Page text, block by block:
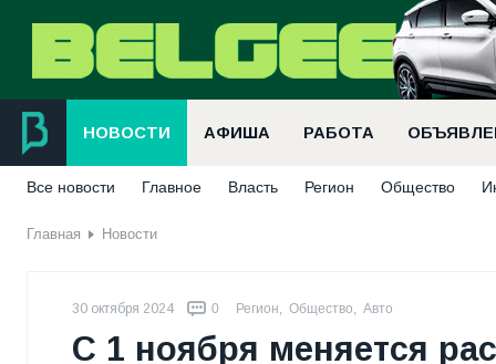
НОВОСТИ АФИША РАБОТА
Все новости Главное Власть Регион Общество
Главная Новости
30 октября 2024 0 Регион, Общество, Авто
С 1 ноября меняется